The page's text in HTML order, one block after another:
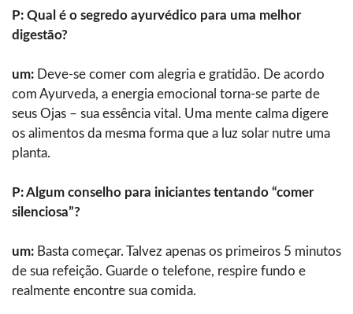
P: Qual é o segredo ayurvédico para uma melhor
digestão?
um: Deve-se comer com alegria e gratidão. De acordo
com Ayurveda, a energia emocional torna-se parte de
seus Ojas – sua essência vital. Uma mente calma digere
os alimentos da mesma forma que a luz solar nutre uma
planta.
P: Algum conselho para iniciantes tentando “comer
silenciosa”?
um: Basta começar. Talvez apenas os primeiros 5 minutos
de sua refeição. Guarde o telefone, respire fundo e
realmente encontre sua comida.